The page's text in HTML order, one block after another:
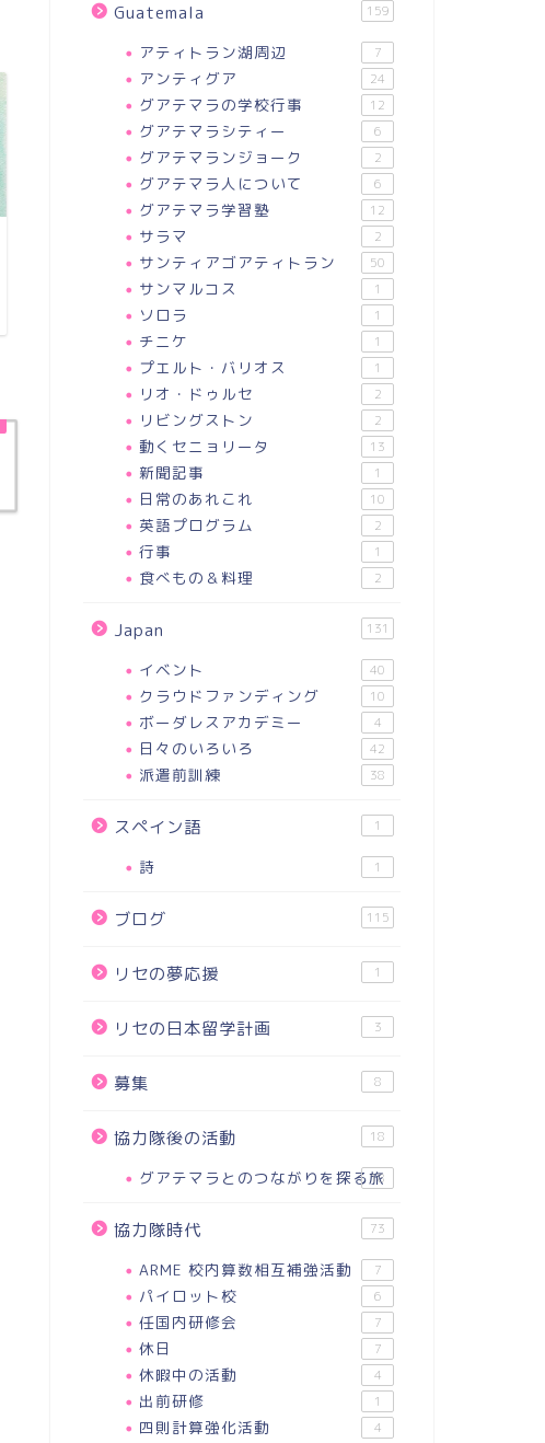
夢、語らせてください。
仕事が決まりました。それから
少し遺言を。
Guatemala 159
アティトラン湖周辺 7
アンティグア 24
グアテマラの学校行事 12
グアテマラシティー 6
グアテマランジョーク 2
グアテマラ人について 6
グアテマラ学習塾 12
サラマ 2
サンティアゴアティトラン 50
サンマルコス 1
ソロラ 1
チニケ 1
プエルト・バリオス 1
リオ・ドゥルセ 2
リビングストン 2
動くセニョリータ 13
新聞記事 1
日常のあれこれ 10
英語プログラム 2
行事 1
食べもの＆料理 2
Japan 131
イベント 40
クラウドファンディング 10
ボーダレスアカデミー 4
日々のいろいろ 42
派遣前訓練 38
スペイン語 1
詩 1
ブログ 115
リセの夢応援 1
リセの日本留学計画 3
募集 8
協力隊後の活動 18
グアテマラとのつながりを探る旅
18
協力隊時代 73
ARME 校内算数相互補強活動 7
パイロット校 6
任国内研修会 7
休日 7
休暇中の活動 4
出前研修 1
四則計算強化活動 4